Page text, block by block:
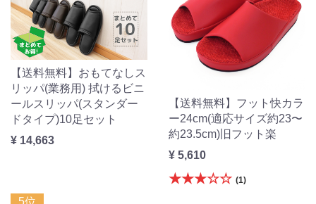
【送料無料】おもてなしス
リッパ(業務用) 拭けるビニ
ールスリッパ(スタンダー
ドタイプ)10足セット
¥ 14,663
【送料無料】フット快カラ
ー24cm(適応サイズ約23〜
約23.5cm)旧フット楽
¥ 5,610
★★★☆☆ (1)